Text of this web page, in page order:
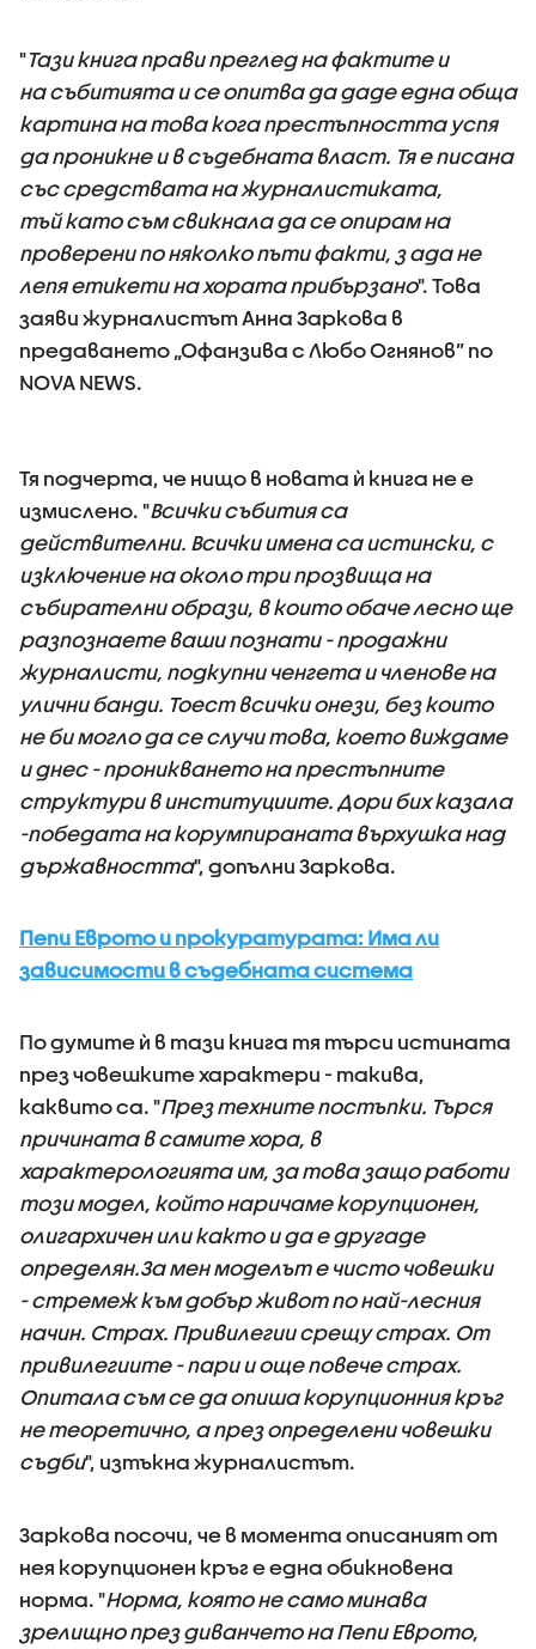
"Тази книга прави преглед на фактите и
на събитията и се опитва да даде една обща
картина на това кога престъпността успя
да проникне и в съдебната власт. Тя е писана
със средствата на журналистиката,
тъй като съм свикнала да се опирам на
проверени по няколко пъти факти, з ада не
лепя етикети на хората прибързано". Това
заяви журналистът Анна Заркова в
предаването „Офанзива с Любо Огнянов” по
NOVA NEWS.
Тя подчерта, че нищо в новата ѝ книга не е
измислено. "Всички събития са
действителни. Всички имена са истински, с
изключение на около три прозвища на
събирателни образи, в които обаче лесно ще
разпознаете ваши познати - продажни
журналисти, подкупни ченгета и членове на
улични банди. Тоест всички онези, без които
не би могло да се случи това, което виждаме
и днес - проникването на престъпните
структури в институциите. Дори бих казала
-победата на корумпираната върхушка над
държавността", допълни Заркова.
Пепи Еврото и прокуратурата: Има ли
зависимости в съдебната система
По думите ѝ в тази книга тя търси истината
през човешките характери - такива,
каквито са. "През техните постъпки. Търся
причината в самите хора, в
характерологията им, за това защо работи
този модел, който наричаме корупционен,
олигархичен или както и да е другаде
определян.За мен моделът е чисто човешки
- стремеж към добър живот по най-лесния
начин. Страх. Привилегии срещу страх. От
привилегиите - пари и още повече страх.
Опитала съм се да опиша корупционния кръг
не теоретично, а през определени човешки
съдби", изтъкна журналистът.
Заркова посочи, че в момента описаният от
нея корупционен кръг е една обикновена
норма. "Норма, която не само минава
зрелищно през диванчето на Пепи Еврото,